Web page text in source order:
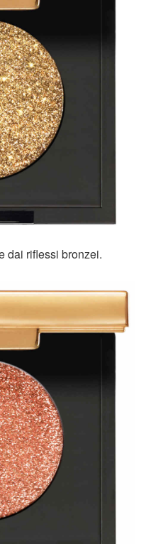
dai riflessi bronzei.